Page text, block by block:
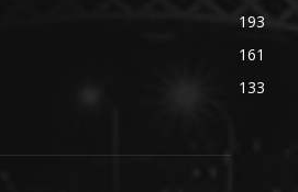
193
161
133